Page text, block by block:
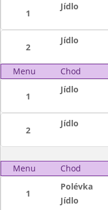
1
Jídlo
2
Jídlo
Menu Chod
1
Jídlo
2
Jídlo
Menu Chod
1
Polévka
Jídlo